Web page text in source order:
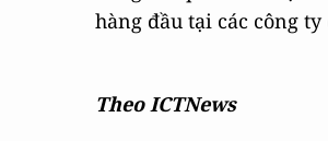
hàng đầu tại các công
Theo ICTNews